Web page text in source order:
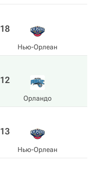
Нью-Орлеан
Орландо
Нью-Орлеан